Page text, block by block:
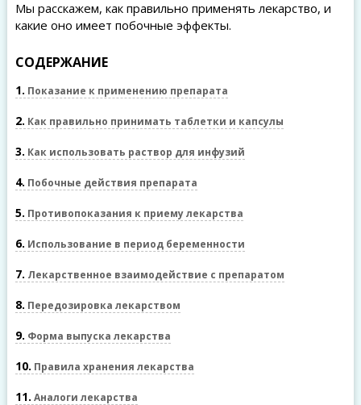
Мы расскажем, как правильно применять лекарство, и
какие оно имеет побочные эффекты.
СОДЕРЖАНИЕ
1 Показание к применению препарата
2 Как правильно принимать таблетки и капсулы
3 Как использовать раствор для инфузий
4 Побочные действия препарата
5 Противопоказания к приему лекарства
6 Использование в период беременности
7 Лекарственное взаимодействие с препаратом
8 Передозировка лекарством
9 Форма выпуска лекарства
10 Правила хранения лекарства
11 Аналоги лекарства